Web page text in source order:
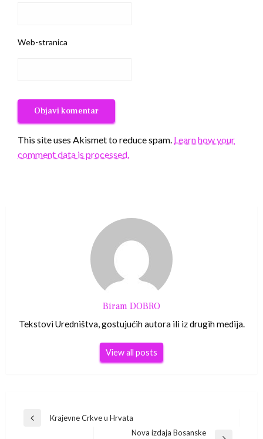
Web-stranica
This site uses Akismet to reduce spam. Learn how your
comment data is processed.
Biram DOBRO
Tekstovi Uredništva, gostujućih autora ili iz drugih medija.
View all posts
Navigacija
Previous
Krajevne Crkve u Hrvata
Nova izdaja Bosanske